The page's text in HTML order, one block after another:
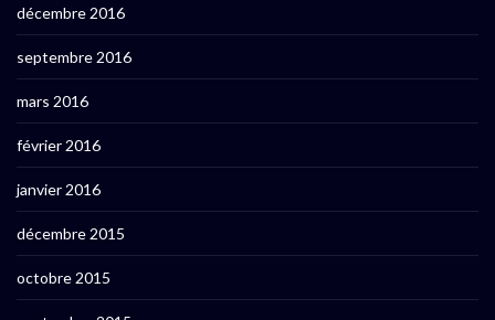
décembre 2016
septembre 2016
mars 2016
février 2016
janvier 2016
décembre 2015
octobre 2015